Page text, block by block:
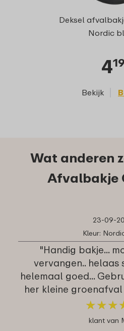
Deksel
Nordic
419
Bekijk
Wat anderen
Afvalbakje
23-09-
Kleur:
"Handig bakje...
vervangen.. helaas
helemaal goed...
her kleine
★★★
★★★
klant van